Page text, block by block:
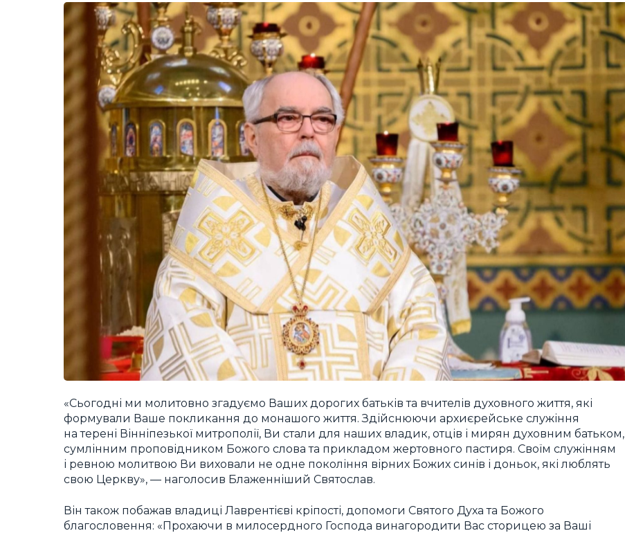
«Сьогодні ми молитовно згадуємо Ваших дорогих батьків та вчителів духовного життя, які
формували Ваше покликання до монашого життя. Здійснюючи архиєрейське служіння
на терені Вінніпезької митрополії, Ви стали для наших владик, отців і мирян духовним батьком,
сумлінним проповідником Божого слова та прикладом жертовного пастиря. Своїм служінням
і ревною молитвою Ви виховали не одне покоління вірних Божих синів і доньок, які люблять
свою Церкву», — наголосив Блаженніший Святослав.
Він також побажав владиці Лаврентієві кріпості, допомоги Святого Духа та Божого
благословення: «Прохаючи в милосердного Господа винагородити Вас сторицею за Ваші